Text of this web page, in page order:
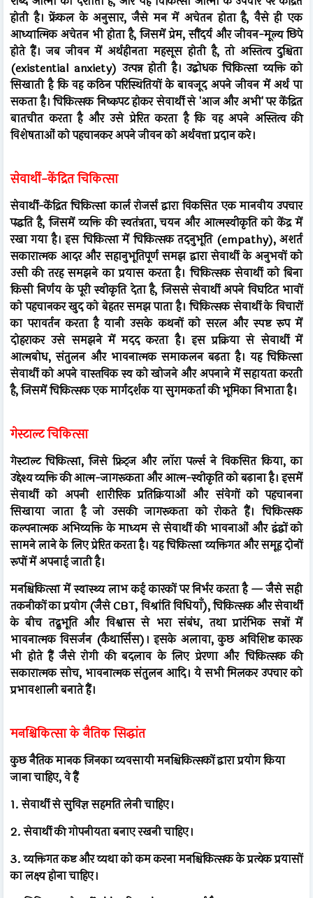
होती है। फ्रेंकल के अनुसार, जैसे मन में अचेतन होता है, वैसे ही एक
आध्यात्मिक अचेतन भी होता है, जिसमें प्रेम, सौंदर्य और जीवन-मूल्य छिपे
होते हैं। जब जीवन में अर्थहीनता महसूस होती है, तो अस्तित्व दुश्चिता
(existential anxiety) उत्पन्न होती है। उद्बोधक चिकित्सा व्यक्ति को
सिखाती है कि वह कठिन परिस्थितियों के बावजूद अपने जीवन में अर्थ पा
सकता है। चिकित्सक निष्कपट होकर सेवार्थी से 'आज और अभी' पर केंद्रित
बातचीत करता है और उसे प्रेरित करता है कि वह अपने अस्तित्व की
विशेषताओं को पहचानकर अपने जीवन को अर्थवत्ता प्रदान करे।
सेवार्थी-केंद्रित चिकित्सा
सेवार्थी-केंद्रित चिकित्सा कार्ल रोजर्स द्वारा विकसित एक मानवीय उपचार
पद्धति है, जिसमें व्यक्ति की स्वतंत्रता, चयन और आत्मस्वीकृति को केंद्र में
रखा गया है। इस चिकित्सा में चिकित्सक तदनुभूति (empathy), अशर्त
सकारात्मक आदर और सहानुभूतिपूर्ण समझ द्वारा सेवार्थी के अनुभवों को
उसी की तरह समझने का प्रयास करता है। चिकित्सक सेवार्थी को बिना
किसी निर्णय के पूरी स्वीकृति देता है, जिससे सेवार्थी अपने विघटित भावों
को पहचानकर खुद को बेहतर समझ पाता है। चिकित्सक सेवार्थी के विचारों
का परावर्तन करता है यानी उसके कथनों को सरल और स्पष्ट रूप में
दोहराकर उसे समझने में मदद करता है। इस प्रक्रिया से सेवार्थी में
आत्मबोध, संतुलन और भावनात्मक समाकलन बढ़ता है। यह चिकित्सा
सेवार्थी को अपने वास्तविक स्व को खोजने और अपनाने में सहायता करती
है, जिसमें चिकित्सक एक मार्गदर्शक या सुगमकर्ता की भूमिका निभाता है।
गेस्टाल्ट चिकित्सा
गेस्टाल्ट चिकित्सा, जिसे फ्रिट्ज और लॉरा पर्ल्स ने विकसित किया, का
उद्देश्य व्यक्ति की आत्म-जागरूकता और आत्म-स्वीकृति को बढ़ाना है। इसमें
सेवार्थी को अपनी शारीरिक प्रतिक्रियाओं और संवेगों को पहचानना
सिखाया जाता है जो उसकी जागरूकता को रोकते हैं। चिकित्सक
कल्पनात्मक अभिव्यक्ति के माध्यम से सेवार्थी की भावनाओं और द्वंद्वों को
सामने लाने के लिए प्रेरित करता है। यह चिकित्सा व्यक्तिगत और समूह दोनों
रूपों में अपनाई जाती है।
मनश्चिकित्सा में स्वास्थ्य लाभ कई कारकों पर निर्भर करता है — जैसे सही
तकनीकों का प्रयोग (जैसे CBT, विश्रांति विधियाँ), चिकित्सक और सेवार्थी
के बीच तद्नुभूति और विश्वास से भरा संबंध, तथा प्रारंभिक सत्रों में
भावनात्मक विसर्जन (कैथार्सिस)। इसके अलावा, कुछ अविशिष्ट कारक
भी होते हैं जैसे रोगी की बदलाव के लिए प्रेरणा और चिकित्सक की
सकारात्मक सोच, भावनात्मक संतुलन आदि। ये सभी मिलकर उपचार को
प्रभावशाली बनाते हैं।
मनश्चिकित्सा के नैतिक सिद्धांत
कुछ नैतिक मानक जिनका व्यवसायी मनश्चिकित्सकों द्वारा प्रयोग किया
जाना चाहिए, वे हैं
1. सेवार्थी से सुविज्ञ सहमति लेनी चाहिए।
2. सेवार्थी की गोपनीयता बनाए रखनी चाहिए।
3. व्यक्तिगत कष्ट और व्यथा को कम करना मनश्चिकित्सक के प्रत्येक प्रयासों
का लक्ष्य होना चाहिए।